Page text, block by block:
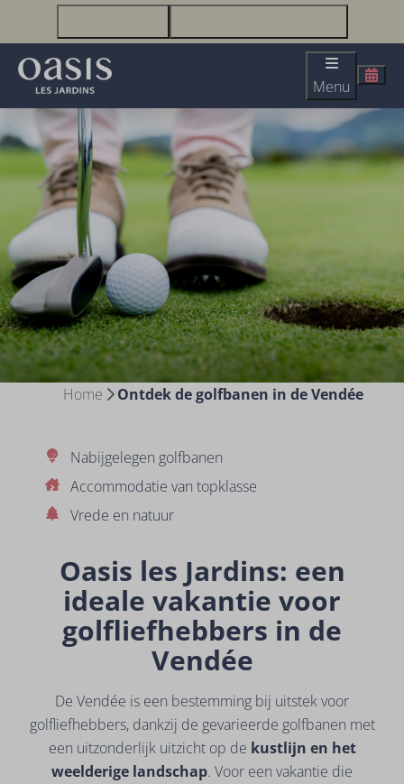
Menu
Home Ontdek de golfbanen in de Vendée
Nabijgelegen golfbanen
Accommodatie van topklasse
Vrede en natuur
Oasis les Jardins: een
ideale vakantie voor
golfliefhebbers in de
Vendée
De Vendée is een bestemming bij uitstek voor
golfliefhebbers, dankzij de gevarieerde golfbanen met
een uitzonderlijk uitzicht op de kustlijn en het
weelderige landschap. Voor een vakantie die